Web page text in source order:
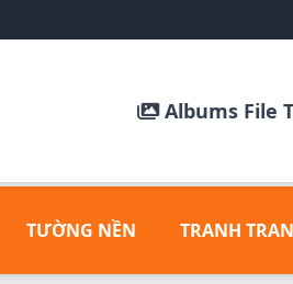
Albums File
TƯỜNG NỀN TRANH